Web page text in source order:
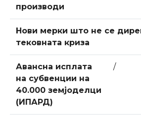
производи
Нови мерки што не се
тековната криза
Авансна исплата
на субвенции на
40.000 земјоделци
(ИПАРД)
/